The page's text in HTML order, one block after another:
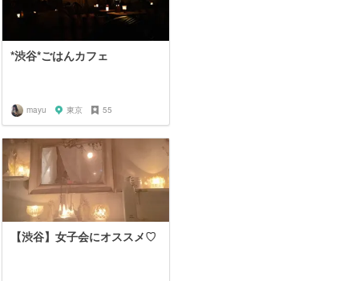
*渋谷*ごはんカフェ
mayu 東京 55
【渋谷】女子会にオススメ♡